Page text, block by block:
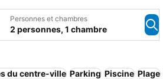
Personnes et chambres
2 personnes, 1 chambre
du centre-ville Parking Piscine Plage